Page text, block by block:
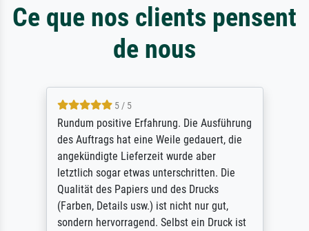
Ce que nos clients pensent
de nous
5 / 5
Rundum positive Erfahrung. Die Ausführung
des Auftrags hat eine Weile gedauert, die
angekündigte Lieferzeit wurde aber
letztlich sogar etwas unterschritten. Die
Qualität des Papiers und des Drucks
(Farben, Details usw.) ist nicht nur gut,
sondern hervorragend. Selbst ein Druck ist